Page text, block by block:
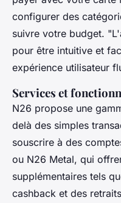
configurer des
suivre votre budget.
pour être intuitive et
expérience utilisateur
Services et
N26 propose une
delà des simples
souscrire à des
ou N26 Metal, qui
supplémentaires tels
cashback et des